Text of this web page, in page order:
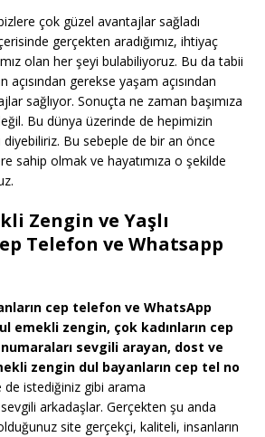
çok güzel avantajlar sağladı
gerçekten aradığımız, ihtiyaç
olan her şeyi bulabiliyoruz. Bu da tabii
gerekse yaşam açısından
sağlıyor. Sonuçta ne zaman başımıza
Bu dünya üzerinde de hepimizin
diyebiliriz. Bu sebeple de bir an önce
sahip olmak ve hayatımıza o şekilde
Zengin ve Yaşlı
Telefon ve Whatsapp
cep telefon ve WhatsApp
emekli zengin, çok kadınların cep
sevgili arayan, dost ve
zengin dul bayanların cep tel no
istediğiniz gibi arama
arkadaşlar. Gerçekten şu anda
site gerçekçi, kaliteli, insanların